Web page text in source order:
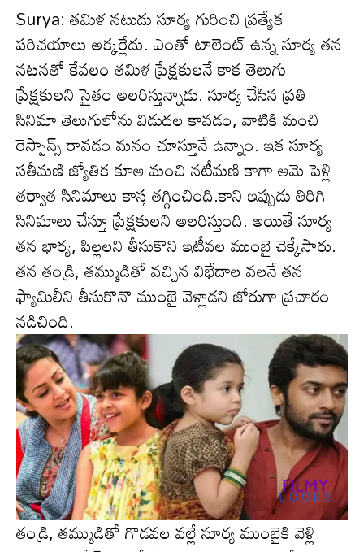
Surya: త‌మిళ న‌టుడు సూర్య గురించి ప్ర‌త్యేక
ప‌రిచ‌యాలు అక్క‌ర్లేదు. ఎంతో టాలెంట్ ఉన్న సూర్య త‌న
న‌ట‌న‌తో కేవ‌లం త‌మిళ ప్రేక్షకులనే కాక తెలుగు
ప్రేక్ష‌కుల‌ని సైతం అలరిస్తున్నాడు. సూర్య చేసిన ప్ర‌తి
సినిమా తెలుగులోను విడుద‌ల కావ‌డం, వాటికి మంచి
రెస్పాన్స్ రావ‌డం మ‌నం చూస్తూనే ఉన్నాం. ఇక సూర్య
స‌తీమ‌ణి జ్యోతిక కూఆ మంచి న‌టీమ‌ణి కాగా ఆమె పెళ్లి
త‌ర్వాత సినిమాలు కాస్త త‌గ్గించింది.కాని ఇప్పుడు తిరిగి
సినిమాలు చేస్తూ ప్రేక్ష‌కుల‌ని అల‌రిస్తుంది. అయితే సూర్య
త‌న భార్య‌, పిల్ల‌ల‌ని తీసుకొని ఇటీవల ముంబై చెక్కేసారు.
త‌న తండ్రి, త‌మ్ముడితో వ‌చ్చిన విభేదాల వ‌ల‌నే త‌న
ఫ్యామిలీని తీసుకొనొ ముంబై వెళ్లాడ‌ని జోరుగా ప్ర‌చారం
న‌డిచింది.
తండ్రి, తమ్ముడితో గొడవల వల్లే సూర్య ముంబైకి వెళ్లి